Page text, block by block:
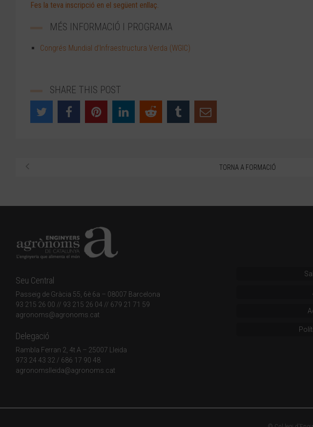
Fes la teva inscripció en el següent enllaç.
MÉS INFORMACIÓ I PROGRAMA
Congrés Mundial d’Infraestructura Verda (WGIC)
SHARE THIS POST
TORNA A FORMACIÓ
Seu Central
Passeig de Gràcia 55, 6è 6a – 08007 Barcelona
93 215 26 00 // 93 215 26 04 // 679 21 71 59
agronoms@agronoms.cat
Delegació
Rambla Ferran 2, 4t A – 25007 Lleida
973 24 43 32 / 686 17 90 48
agronomslleida@agronoms.cat